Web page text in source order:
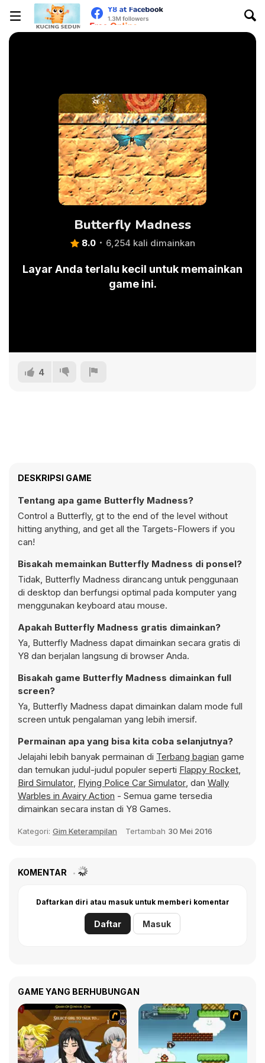
Butterfly Madness
8.0 6,254 kali dimainkan
Layar Anda terlalu kecil untuk memainkan
game ini.
4
DESKRIPSI GAME
Tentang apa game Butterfly Madness?
Control a Butterfly, gt to the end of the level without
hitting anything, and get all the Targets-Flowers if you
can!
Bisakah memainkan Butterfly Madness di ponsel?
Tidak, Butterfly Madness dirancang untuk penggunaan
di desktop dan berfungsi optimal pada komputer yang
menggunakan keyboard atau mouse.
Apakah Butterfly Madness gratis dimainkan?
Ya, Butterfly Madness dapat dimainkan secara gratis di
Y8 dan berjalan langsung di browser Anda.
Bisakah game Butterfly Madness dimainkan full
screen?
Ya, Butterfly Madness dapat dimainkan dalam mode full
screen untuk pengalaman yang lebih imersif.
Permainan apa yang bisa kita coba selanjutnya?
Jelajahi lebih banyak permainan di Terbang bagian game
dan temukan judul-judul populer seperti Flappy Rocket,
Bird Simulator, Flying Police Car Simulator, dan Wally
Warbles in Avairy Action - Semua game tersedia
dimainkan secara instan di Y8 Games.
Kategori: Gim Keterampilan Tertambah 30 Mei 2016
KOMENTAR
Daftarkan diri atau masuk untuk memberi komentar
Daftar Masuk
GAME YANG BERHUBUNGAN